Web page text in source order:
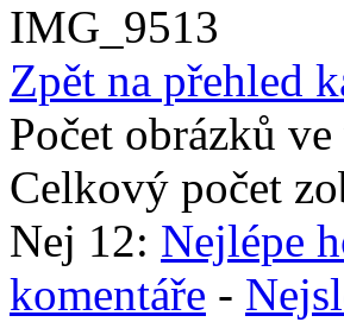
IMG_9513
Zpět na přehled
Počet obrázků
Celkový počet
Nej 12: Nejlépe
komentáře -